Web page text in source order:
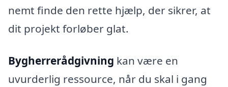
nemt finde den rette hjælp, der sikrer, at
dit projekt forløber glat.
Bygherrerådgivning kan være en
uvurderlig ressource, når du skal i gang